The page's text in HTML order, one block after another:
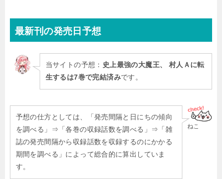
最新刊の発売日予想
当サイトの予想： 史上最強の大魔王、 村人Ａに転
生するは7巻で完結済みです。
ねこ
予想の仕方としては、「発売間隔と日にちの傾向
を調べる」⇒「各巻の収録話数を調べる」⇒「雑
誌の発売間隔から収録話数を収録するのにかかる
期間を調べる」によって総合的に算出していま
す。